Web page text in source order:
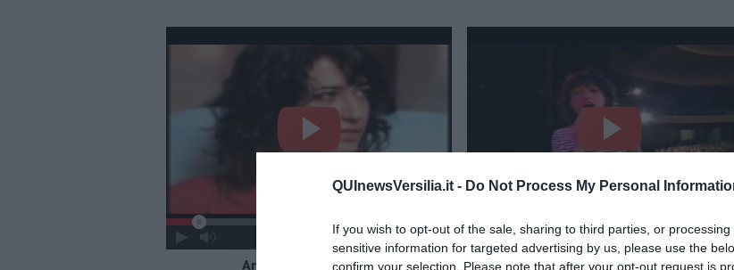
QUInewsVersilia.it - Do Not Process My Personal
If you wish to opt-out of the sale, sharing to third parties, or
sensitive information for targeted advertising by us, please use the
confirm your selection. Please note that after your opt-out request is
Angela Baraldi - Viva ANGELA BARALDI - Mi vuoi bene o no?